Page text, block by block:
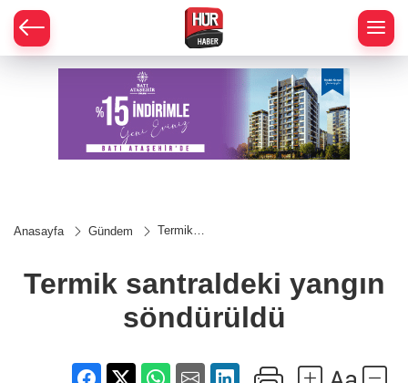
Anasayfa Gündem
Termik
söndürüldü
Termik santraldeki yangın
söndürüldü